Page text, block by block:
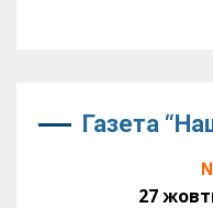
Газета
27